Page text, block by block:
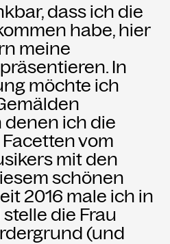
wir
in der
und
dass ich die
habe, hier
meine
In
möchte ich
denen ich die
vom
mit den
schönen
2016 male ich in
die Frau
(und